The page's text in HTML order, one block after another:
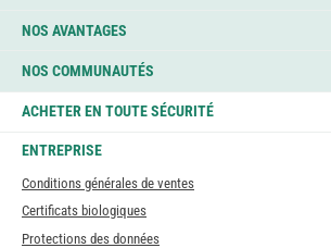
NOS AVANTAGES
NOS COMMUNAUTÉS
ACHETER EN TOUTE SÉCURITÉ
ENTREPRISE
Conditions générales de ventes
Certificats biologiques
Protections des données